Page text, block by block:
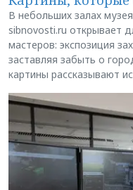
В небольших залах
sibnovosti.ru открывает
мастеров: экспозиция
заставляя забыть о
картины рассказывают